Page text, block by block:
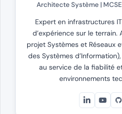
Architecte Système |
Expert en infrastructures
d’expérience sur le terrain.
projet Systèmes et Réseaux
des Systèmes
au service de la fiabilité
environnements